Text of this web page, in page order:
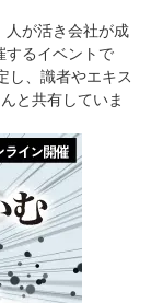
人が活き会社が成
するイベントで
し、識者やエキス
と共有していま